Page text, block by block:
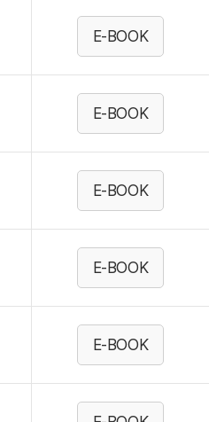
E-BOOK
E-BOOK
E-BOOK
E-BOOK
E-BOOK